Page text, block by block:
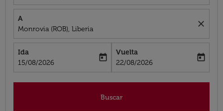
A
Monrovia (ROB), Liberia
close
Ida
fc-booking-departure-date-aria-label
15/08/2026
today
Vuelta
fc-booking-return-date-aria-label
22/08/2026
today
Buscar